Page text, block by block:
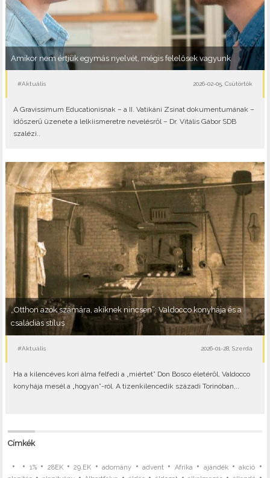
Amikor nem értjük egymás nyelvét, mégis felelősek vagyunk
#Aktuális 2026-02-05, Csütörtök
A Gravissimum Educationisnak – a II. Vatikáni Zsinat dokumentumának –
időszerű üzenete a lelkiismeretre nevelésről – Dr. Vitális Gábor SDB
szalézi..
„Otthon azok számára, akiknek nincsen”: Valdocco konyhája és a
családias stílus
#Aktuális 2026-01-28, Szerda
Ha a kilencéves kori álma felfedi a „miértet” Don Bosco életéről, Valdocco
konyhája mesél a „hogyan”-ról. A tizenkilencedik századi Torinóban,..
Címkék
• • 1%• 28EK•29.EK •adomány •advent • Afrika • ajándék•akció •